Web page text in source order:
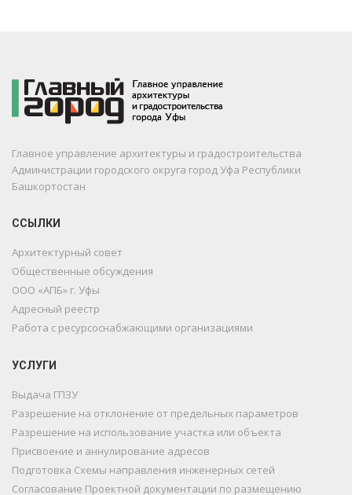
Главное управление архитектуры и градостроительства
Администрации городского округа город Уфа Республики
Башкортостан
ССЫЛКИ
Архитектурный совет
Общественные обсуждения
ООО «АПБ» г. Уфы
Адресный реестр
Работа с ресурсоснабжающими организациями
УСЛУГИ
Выдача ГПЗУ
Разрешение на отклонение от предельных параметров
Разрешение на использование участка или объекта
Присвоение и аннулирование адресов
Подготовка Схемы направления инженерных сетей
Согласование Проектной документации по размещению